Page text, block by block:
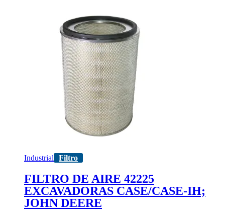
Industrial Filtro
FILTRO DE AIRE 42225
EXCAVADORAS CASE/CASE-IH;
JOHN DEERE